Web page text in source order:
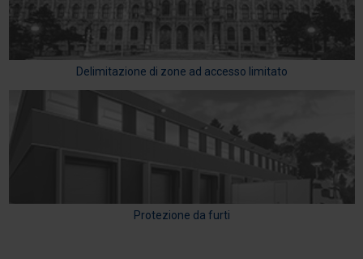
Delimitazione di zone ad accesso limitato
Protezione da furti